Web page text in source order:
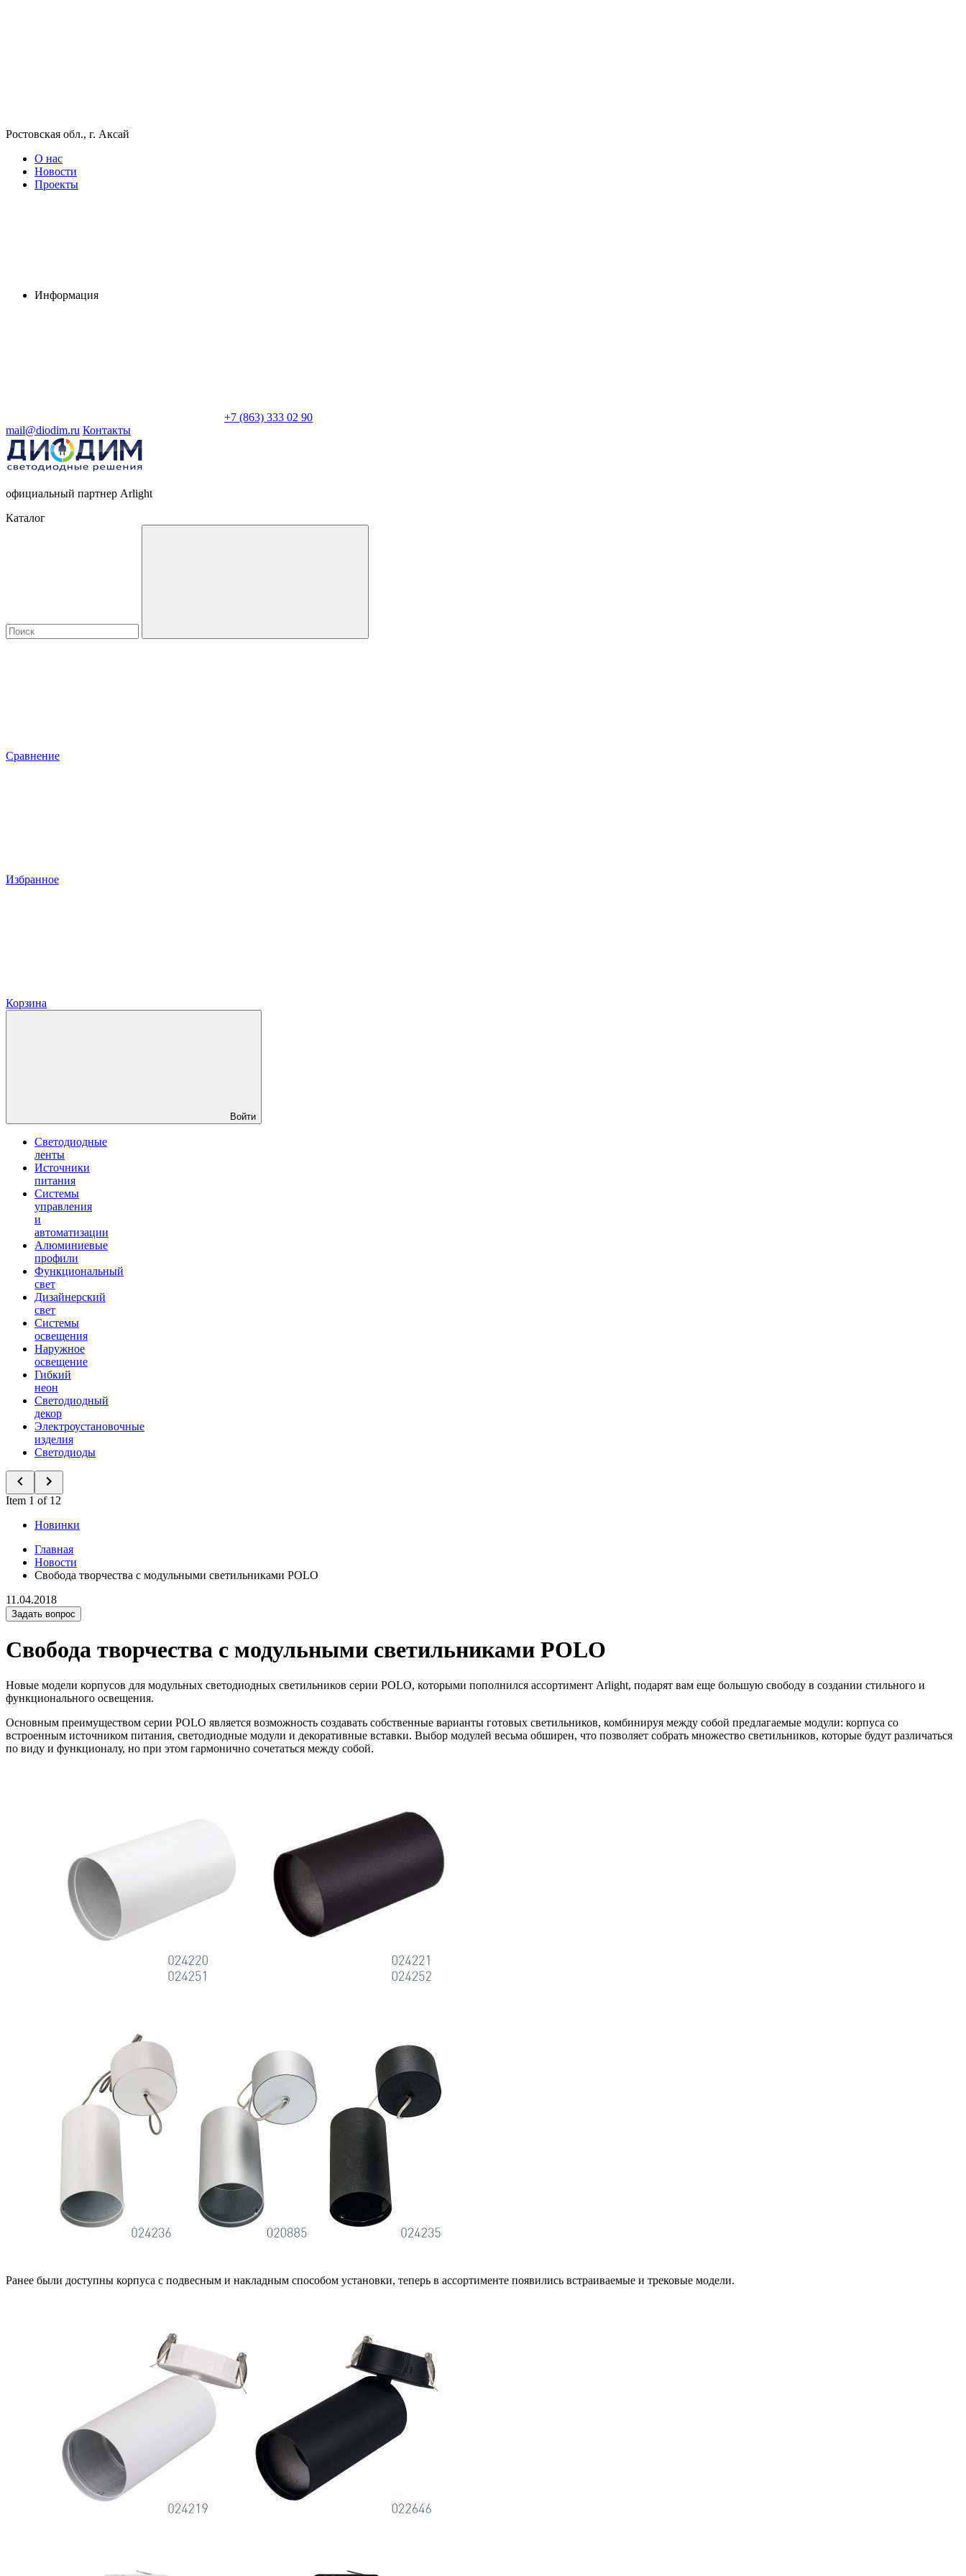
Ростовская обл., г. Аксай
О нас
Новости
Проекты
Информация
+7 (863) 333 02 90
mail@diodim.ru Контакты
официальный партнер Arlight
Каталог
Сравнение
Избранное
Корзина
Войти
Светодиодные
ленты
Источники
питания
Системы
управления
и
автоматизации
Алюминиевые
профили
Функциональный
свет
Дизайнерский
свет
Системы
освещения
Наружное
освещение
Гибкий
неон
Светодиодный
декор
Электроустановочные
изделия
Светодиоды
Item 1 of 12
Новинки
Главная
Новости
Свобода творчества с модульными светильниками POLO
11.04.2018
Задать вопрос
Свобода творчества с модульными светильниками POLO
Новые модели корпусов для модульных светодиодных светильников серии POLO, которыми пополнился ассортимент Arlight, подарят вам еще большую свободу в создании стильного и
функционального освещения.
Основным преимуществом серии POLO является возможность создавать собственные варианты готовых светильников, комбинируя между собой предлагаемые модули: корпуса со
встроенным источником питания, светодиодные модули и декоративные вставки. Выбор модулей весьма обширен, что позволяет собрать множество светильников, которые будут различаться
по виду и функционалу, но при этом гармонично сочетаться между собой.
Ранее были доступны корпуса с подвесным и накладным способом установки, теперь в ассортименте появились встраиваемые и трековые модели.